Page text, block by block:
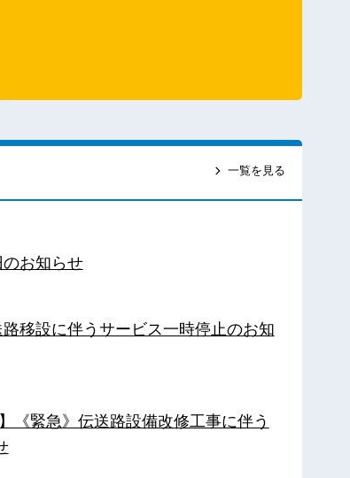
一覧を見る
お知らせ
移設に伴うサービス一時停止のお知
《緊急》伝送路設備改修工事に伴う